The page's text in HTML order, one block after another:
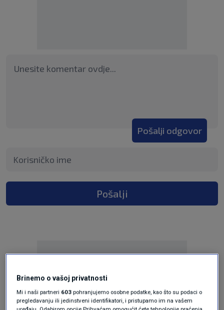
Pošalji odgovor
Pošalji
Oglas
Brinemo o vašoj privatnosti
Mi i naši partneri 603 pohranjujemo osobne podatke, kao što su podaci o
pregledavanju ili jedinstveni identifikatori, i pristupamo im na vašem